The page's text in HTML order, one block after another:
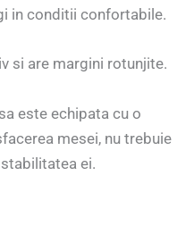
in conditii confortabile.
si are margini rotunjite.
este echipata cu o
mesei, nu trebuie
ei.